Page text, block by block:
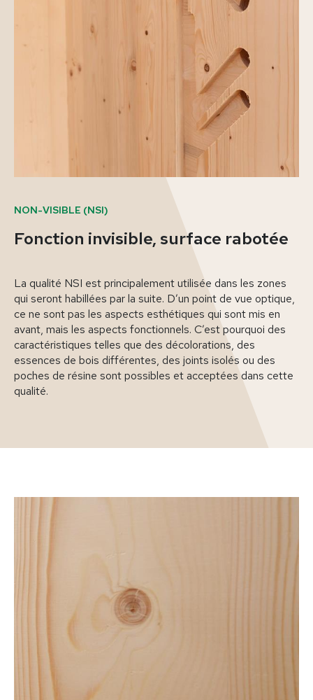
NON-VISIBLE (NSI)
Fonction invisible, surface rabotée
La qualité NSI est principalement utilisée dans les zones
qui seront habillées par la suite. D’un point de vue optique,
ce ne sont pas les aspects esthétiques qui sont mis en
avant, mais les aspects fonctionnels. C’est pourquoi des
caractéristiques telles que des décolorations, des
essences de bois différentes, des joints isolés ou des
poches de résine sont possibles et acceptées dans cette
qualité.